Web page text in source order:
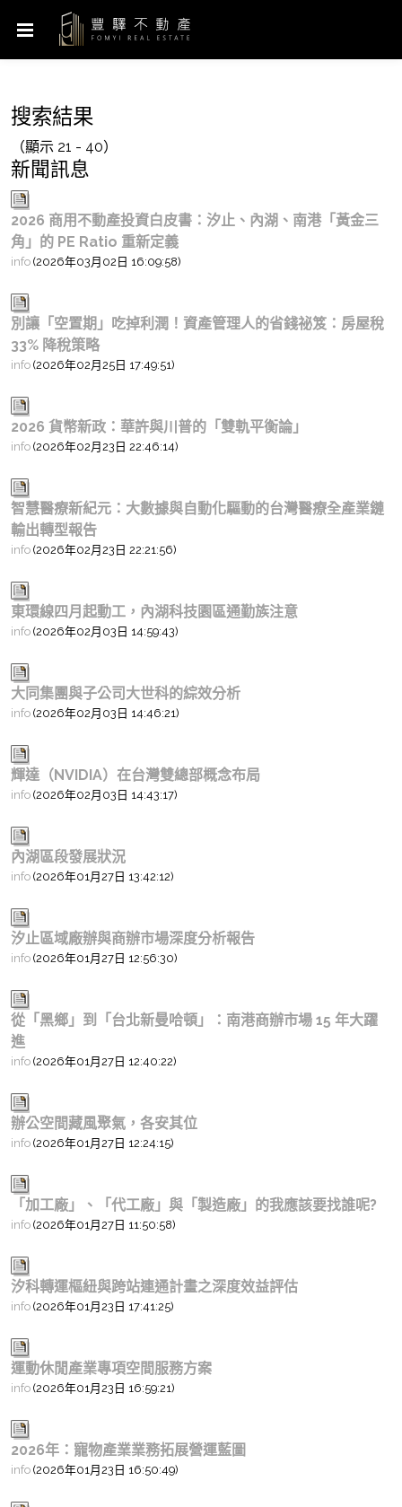
搜索結果
（顯示 21 - 40）
新聞訊息
2026 商用不動產投資白皮書：汐止、內湖、南港「黃金三
角」的 PE Ratio 重新定義
info (2026年03月02日 16:09:58)
別讓「空置期」吃掉利潤！資產管理人的省錢祕笈：房屋稅
33% 降稅策略
info (2026年02月25日 17:49:51)
2026 貨幣新政：華許與川普的「雙軌平衡論」
info (2026年02月23日 22:46:14)
智慧醫療新紀元：大數據與自動化驅動的台灣醫療全產業鏈
輸出轉型報告
info (2026年02月23日 22:21:56)
東環線四月起動工，內湖科技園區通勤族注意
info (2026年02月03日 14:59:43)
大同集團與子公司大世科的綜效分析
info (2026年02月03日 14:46:21)
輝達（NVIDIA）在台灣雙總部概念布局
info (2026年02月03日 14:43:17)
內湖區段發展狀況
info (2026年01月27日 13:42:12)
汐止區域廠辦與商辦市場深度分析報告
info (2026年01月27日 12:56:30)
從「黑鄉」到「台北新曼哈頓」：南港商辦市場 15 年大躍
進
info (2026年01月27日 12:40:22)
辦公空間藏風聚氣，各安其位
info (2026年01月27日 12:24:15)
「加工廠」、「代工廠」與「製造廠」的我應該要找誰呢?
info (2026年01月27日 11:50:58)
汐科轉運樞紐與跨站連通計畫之深度效益評估
info (2026年01月23日 17:41:25)
運動休閒產業專項空間服務方案
info (2026年01月23日 16:59:21)
2026年：寵物產業業務拓展營運藍圖
info (2026年01月23日 16:50:49)